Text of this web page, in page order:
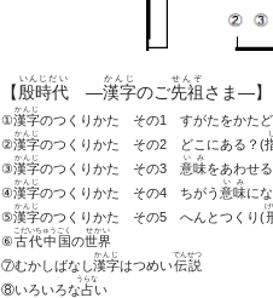
【殷時代
いんじだい
―漢字
かんじ
のご先祖
せんぞ
さま―】
①漢字
かんじ
のつくりかた その1 すがたをかた
②漢字
かんじ
のつくりかた その2 どこにある？(
③漢字
かんじ
のつくりかた その3 意味
いみ
をあわせ
④漢字
かんじ
のつくりかた その4 ちがう 意味
いみ
に
⑤漢字
かんじ
のつくりかた その5 へんとつくり(
け
⑥古代中国
こだいちゅうごく
の世界
せかい
⑦むかしばなし漢字
かんじ
はつめい伝説
でんせつ
⑧いろいろな占
うらな
い